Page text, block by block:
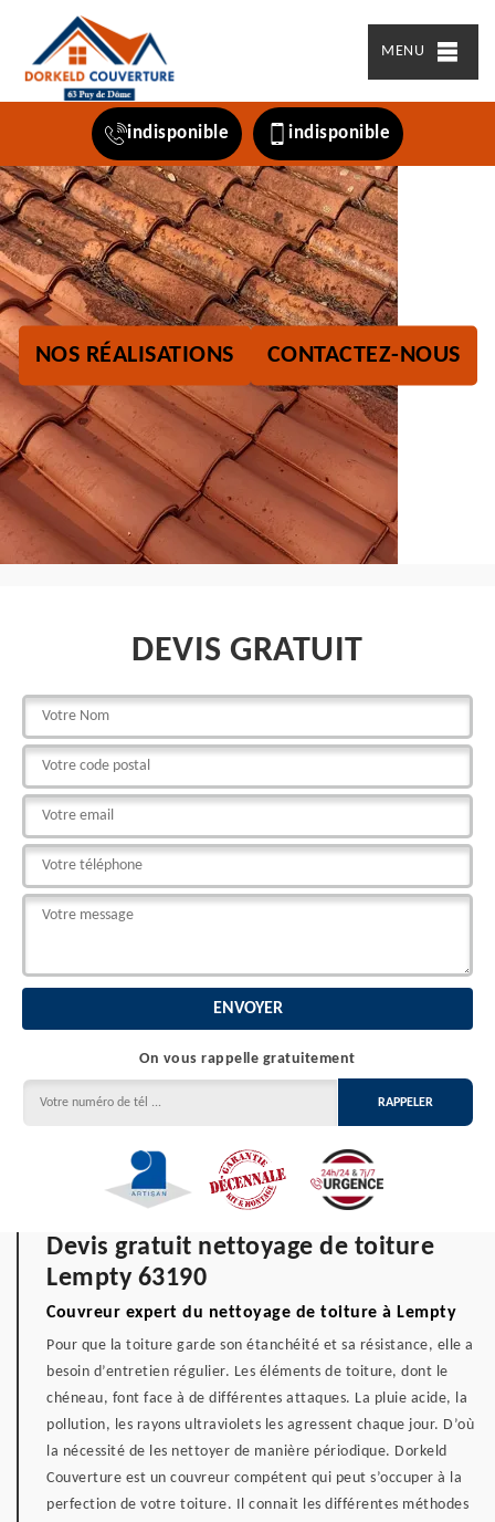
MENU
indisponible indisponible
NOS RÉALISATIONS CONTACTEZ-NOUS
DEVIS GRATUIT
On vous rappelle gratuitement
Devis gratuit nettoyage de toiture
Lempty 63190
Couvreur expert du nettoyage de toiture à Lempty
Pour que la toiture garde son étanchéité et sa résistance, elle a
besoin d’entretien régulier. Les éléments de toiture, dont le
chéneau, font face à de différentes attaques. La pluie acide, la
pollution, les rayons ultraviolets les agressent chaque jour. D’où
la nécessité de les nettoyer de manière périodique. Dorkeld
Couverture est un couvreur compétent qui peut s’occuper à la
perfection de votre toiture. Il connait les différentes méthodes